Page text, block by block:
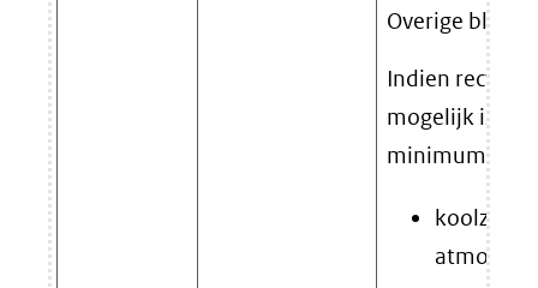
Overige
Indien
mogelijk is, is